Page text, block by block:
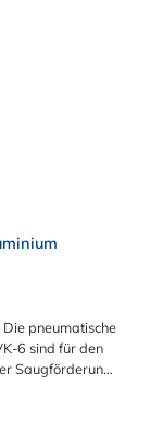
pneumatische
6 sind für den
Saugförderung
folgenden